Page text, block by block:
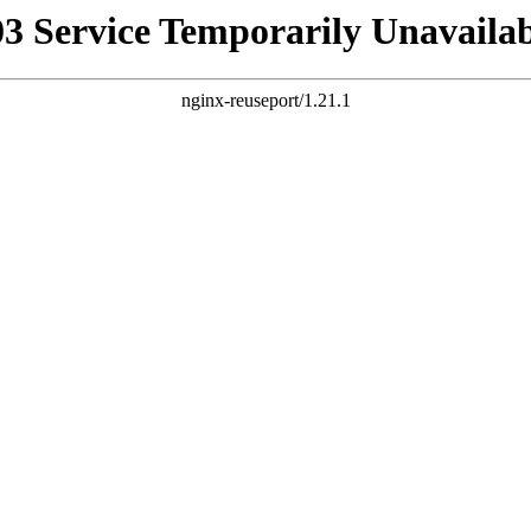
Service Temporarily
nginx-reuseport/1.21.1